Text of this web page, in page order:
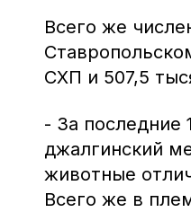
Всего же
СХП и 507,5
- За последние
джалгинский
животные
Всего же в